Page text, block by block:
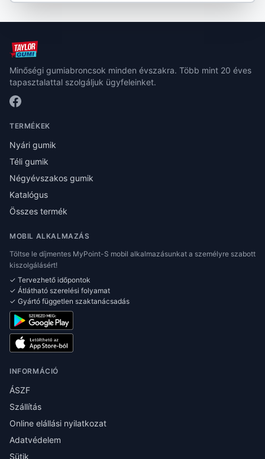
Minőségi gumiabroncsok minden évszakra. Több mint 20 éves
tapasztalattal szolgáljuk ügyfeleinket.
TERMÉKEK
Nyári gumik
Téli gumik
Négyévszakos gumik
Katalógus
Összes termék
MOBIL ALKALMAZÁS
Töltse le díjmentes MyPoint-S mobil alkalmazásunkat a személyre szabott
kiszolgálásért!
✓ Tervezhető időpontok
✓ Átlátható szerelési folyamat
✓ Gyártó független szaktanácsadás
INFORMÁCIÓ
ÁSZF
Szállítás
Online elállási nyilatkozat
Adatvédelem
Sütik